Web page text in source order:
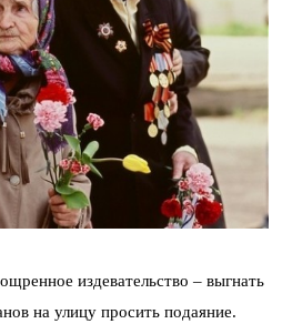
издевательство – выгнать
на улицу просить подаяние.